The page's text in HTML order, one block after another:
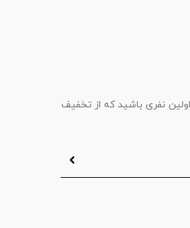
نفری باشید که از تخفیف